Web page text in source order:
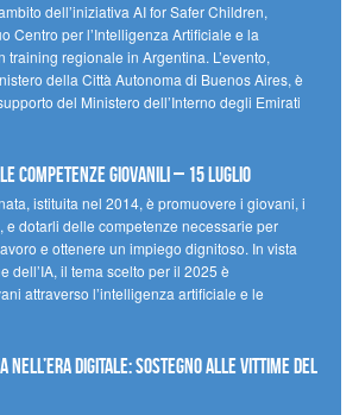
dell’iniziativa AI for Safer Children,
Centro per l’Intelligenza Artificiale e la
training regionale in Argentina. L’evento,
della Città Autonoma di Buenos Aires, è
del Ministero dell’Interno degli Emirati
Competenze Giovanili – 15 luglio
istituita nel 2014, è promuovere i giovani, i
e dotarli delle competenze necessarie per
e ottenere un impiego dignitoso. In vista
dell’IA, il tema scelto per il 2025 è
attraverso l’intelligenza artificiale e le
nell’era digitale: sostegno alle vittime del